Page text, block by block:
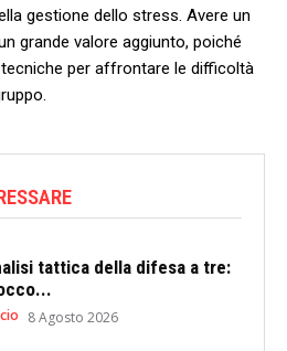
gestione dello stress. Avere un
grande valore aggiunto, poiché‍
per ‍affrontare‌ le ​difficoltà
tattica della difesa a tre:
8 Agosto 2026